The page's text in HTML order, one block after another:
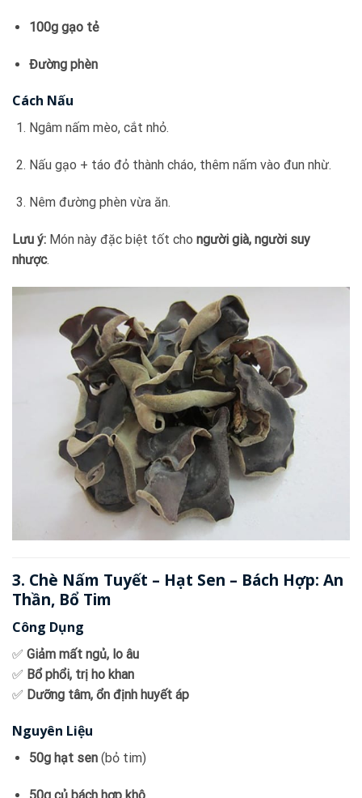
100g gạo tẻ
Đường phèn
Cách Nấu
Ngâm nấm mèo, cắt nhỏ.
Nấu gạo + táo đỏ thành cháo, thêm nấm vào đun nhừ.
Nêm đường phèn vừa ăn.
Lưu ý: Món này đặc biệt tốt cho người già, người suy
nhược.
3. Chè Nấm Tuyết – Hạt Sen – Bách Hợp: An
Thần, Bổ Tim
Công Dụng
✅ Giảm mất ngủ, lo âu
✅ Bổ phổi, trị ho khan
✅ Dưỡng tâm, ổn định huyết áp
Nguyên Liệu
50g hạt sen(bỏ tim)